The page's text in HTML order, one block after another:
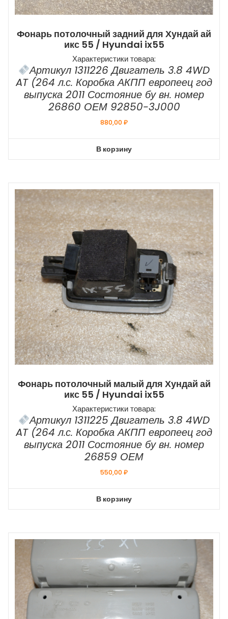
Фонарь потолочный задний для Хундай ай
икс 55 / Hyundai ix55
Характеристики товара:
Артикул 1311226 Двигатель 3.8 4WD
AT (264 л.с. Коробка АКПП европеец год
выпуска 2011 Состояние бу вн. номер
26860 ОЕМ 92850-3J000
880,00₽
В корзину
Фонарь потолочный малый для Хундай ай
икс 55 / Hyundai ix55
Характеристики товара:
Артикул 1311225 Двигатель 3.8 4WD
AT (264 л.с. Коробка АКПП европеец год
выпуска 2011 Состояние бу вн. номер
26859 ОЕМ
550,00₽
В корзину